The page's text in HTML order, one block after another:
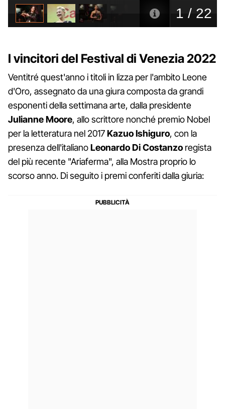
I vincitori del Festival di Venezia 2022
Ventitré quest'anno i titoli in lizza per l'ambito Leone
d'Oro, assegnato da una giura composta da grandi
esponenti della settimana arte, dalla presidente
Julianne Moore, allo scrittore nonché premio Nobel
per la letteratura nel 2017Kazuo Ishiguro, con la
presenza dell'italianoLeonardo Di Costanzo regista
del più recente "Ariaferma", alla Mostra proprio lo
scorso anno. Di seguito i premi conferiti dalla giuria: